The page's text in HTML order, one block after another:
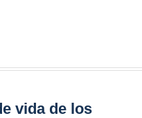
vida de los